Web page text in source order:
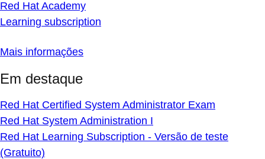
Red Hat Academy
Learning subscription
Mais informações
Em destaque
Red Hat Certified System Administrator Exam
Red Hat System Administration I
Red Hat Learning Subscription - Versão de teste
(Gratuito)